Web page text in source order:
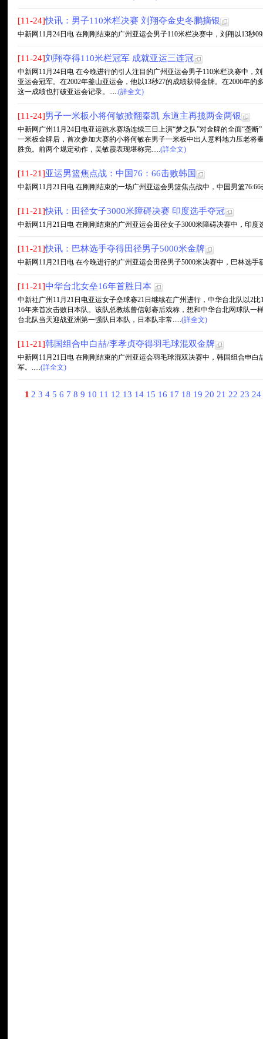
[11-24]快讯：男子110米栏决赛 刘翔夺金史冬鹏摘银
中新网11月24日电 在刚刚结束的广州亚运会男子110米栏决赛中，刘翔以13秒
[11-24]刘翔夺得110米栏冠军 成就亚运三连冠
中新网11月24日电 在今晚进行的引人注目的广州亚运会男子110米栏决赛中，
亚运会冠军。在2002年釜山亚运会，他以13秒27的成绩获得金牌。在2006年
这一成绩也打破亚运会记录。.....(詳全文)
[11-24]男子一米板小将何敏掀翻秦凯 东道主再揽两金两银
中新网广州11月24日电亚运跳水赛场连续三日上演“梦之队”对金牌的全面“垄
一米板金牌后，首次参加大赛的小将何敏在男子一米板中出人意料地力压老将
胜负。前两个规定动作，吴敏霞表现堪称完.....(詳全文)
[11-21]亚运男篮焦点战：中国76：66击败韩国
中新网11月21日电 在刚刚结束的一场广州亚运会男篮焦点战中，中国男篮
[11-21]快讯：田径女子3000米障碍决赛 印度选手夺冠
中新网11月21日电 在刚刚结束的广州亚运会田径女子3000米障碍决赛中，印度
[11-21]快讯：巴林选手夺得田径男子5000米金牌
中新网11月21日电 在今晚进行的广州亚运会田径男子5000米决赛中，巴林选手
[11-21]中华台北女垒16年首胜日本
中新社广州11月21日电亚运女子垒球赛21日继续在广州进行，中华台北队以2
16年来首次击败日本队。该队总教练曾信彰赛后戏称，想和中华台北网球队一
台北队当天迎战亚洲第一强队日本队，日本队非常.....(詳全文)
[11-21]韩国组合申白喆/李孝贞夺得羽毛球混双金牌
中新网11月21日电 在刚刚结束的广州亚运会羽毛球混双决赛中，韩国组合申
军。.....(詳全文)
1 2 3 4 5 6 7 8 9 10 11 12 13 14 15 16 17 18 19 20 21 22 23 24